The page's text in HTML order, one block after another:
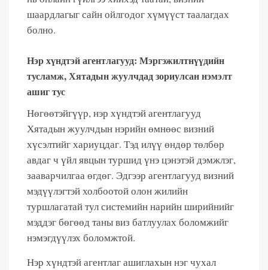
шаардлагыг сайн ойлгодог хүмүүст таалагдах
болно.
Нэр хүндтэй агентлагууд: Мэргэжилтнүүдийн
тусламж, Хятадын жуулчдад зориулсан нэмэлт
ашиг тус
Нөгөөтэйгүүр, нэр хүндтэй агентлагууд
Хятадын жуулчдын нэрийн өмнөөс визний
хүсэлтийг хариуцдаг. Тэд илүү өндөр төлбөр
авдаг ч үйл явцын туршид үнэ цэнэтэй дэмжлэг,
зааварчилгаа өгдөг. Эдгээр агентлагууд визний
мэдүүлэгтэй холбоотой олон жилийн
туршлагатай тул системийн нарийн ширийнийг
мэддэг бөгөөд таны виз батлуулах боломжийг
нэмэгдүүлэх боломжтой.
Нэр хүндтэй агентлаг ашиглахын нэг чухал